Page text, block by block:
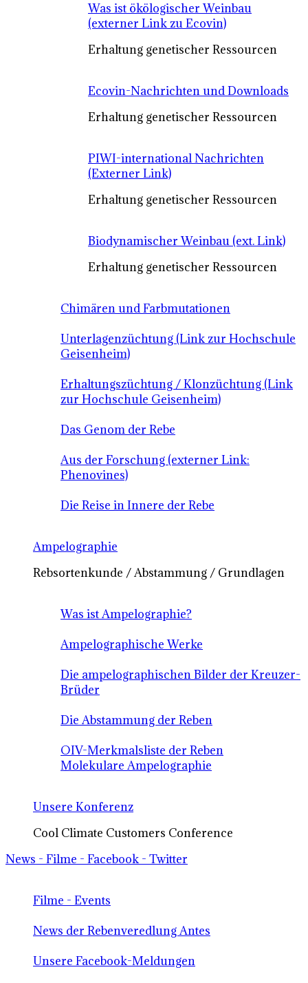
Was ist ökölogischer Weinbau
(externer Link zu Ecovin)
Erhaltung genetischer Ressourcen
Ecovin-Nachrichten und Downloads
Erhaltung genetischer Ressourcen
PIWI-international Nachrichten
(Externer Link)
Erhaltung genetischer Ressourcen
Biodynamischer Weinbau (ext. Link)
Erhaltung genetischer Ressourcen
Chimären und Farbmutationen
Unterlagenzüchtung (Link zur Hochschule
Geisenheim)
Erhaltungszüchtung / Klonzüchtung (Link
zur Hochschule Geisenheim)
Das Genom der Rebe
Aus der Forschung (externer Link:
Phenovines)
Die Reise in Innere der Rebe
Ampelographie
Rebsortenkunde / Abstammung / Grundlagen
Was ist Ampelographie?
Ampelographische Werke
Die ampelographischen Bilder der Kreuzer-
Brüder
Die Abstammung der Reben
OIV-Merkmalsliste der Reben
Molekulare Ampelographie
Unsere Konferenz
Cool Climate Customers Conference
News - Filme - Facebook - Twitter
Filme - Events
News der Rebenveredlung Antes
Unsere Facebook-Meldungen